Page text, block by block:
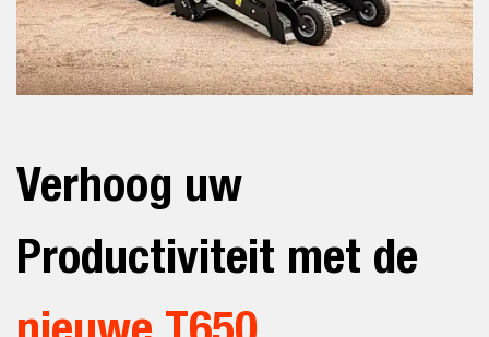
Verhoog uw
Productiviteit met de